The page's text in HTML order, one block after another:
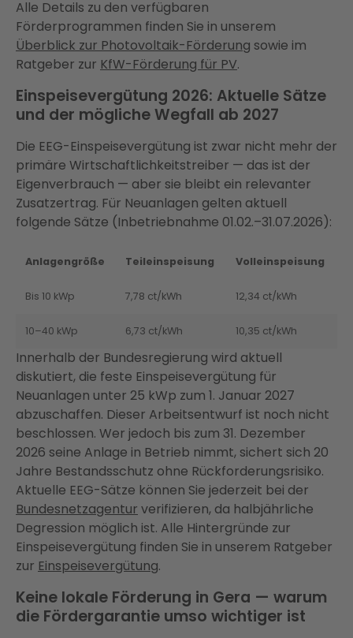
Alle Details zu den verfügbaren
Förderprogrammen finden Sie in unserem
Überblick zur Photovoltaik-Förderung sowie im
Ratgeber zur KfW-Förderung für PV.
Einspeisevergütung 2026: Aktuelle Sätze
und der mögliche Wegfall ab 2027
Die EEG-Einspeisevergütung ist zwar nicht mehr der
primäre Wirtschaftlichkeitstreiber — das ist der
Eigenverbrauch — aber sie bleibt ein relevanter
Zusatzertrag. Für Neuanlagen gelten aktuell
folgende Sätze (Inbetriebnahme 01.02.–31.07.2026):
Anlagengröße Teileinspeisung Volleinspeisung
Bis 10 kWp 7,78 ct/kWh 12,34 ct/kWh
10–40 kWp 6,73 ct/kWh 10,35 ct/kWh
Innerhalb der Bundesregierung wird aktuell
diskutiert, die feste Einspeisevergütung für
Neuanlagen unter 25 kWp zum 1. Januar 2027
abzuschaffen. Dieser Arbeitsentwurf ist noch nicht
beschlossen. Wer jedoch bis zum 31. Dezember
2026 seine Anlage in Betrieb nimmt, sichert sich 20
Jahre Bestandsschutz ohne Rückforderungsrisiko.
Aktuelle EEG-Sätze können Sie jederzeit bei der
Bundesnetzagentur verifizieren, da halbjährliche
Degression möglich ist. Alle Hintergründe zur
Einspeisevergütung finden Sie in unserem Ratgeber
zur Einspeisevergütung.
Keine lokale Förderung in Gera — warum
die Fördergarantie umso wichtiger ist